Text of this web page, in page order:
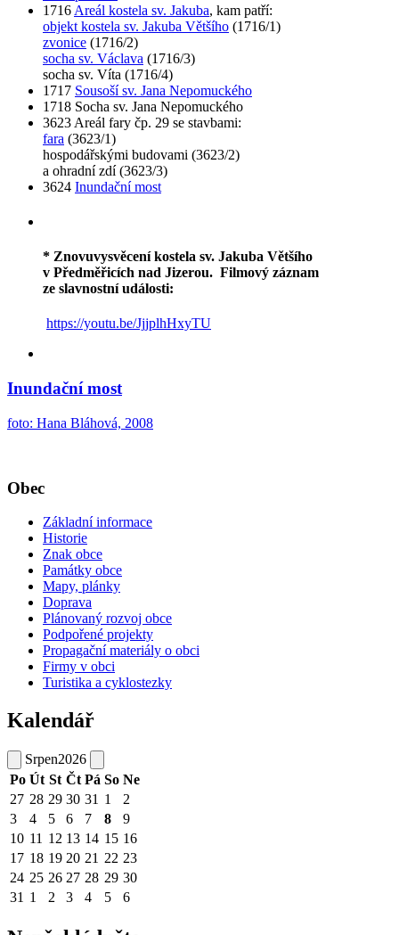
1716 Areál kostela sv. Jakuba, kam patří:
objekt kostela sv. Jakuba Většího (1716/1)
zvonice (1716/2)
socha sv. Václava (1716/3)
socha sv. Víta (1716/4)
1717 Sousoší sv. Jana Nepomuckého
1718 Socha sv. Jana Nepomuckého
3623 Areál fary čp. 29 se stavbami:
fara (3623/1)
hospodářskými budovami (3623/2)
a ohradní zdí (3623/3)
3624 Inundační most
* Znovuvysvěcení kostela sv. Jakuba Většího
v Předměřicích nad Jizerou. Filmový záznam
ze slavnostní události:
https://youtu.be/JjjplhHxyTU
Inundační most
foto: Hana Bláhová, 2008
Obec
Základní informace
Historie
Znak obce
Památky obce
Mapy, plánky
Doprava
Plánovaný rozvoj obce
Podpořené projekty
Propagační materiály o obci
Firmy v obci
Turistika a cyklostezky
Kalendář
Srpen2026
Po Út St Čt Pá So Ne
27 28 29 30 31 1
2
3
4 5 6 7 8
9
10 11 12 13 14 15 16
17 18 19 20 21 22 23
24 25 26 27 28 29 30
31 1 2 3 4 5 6